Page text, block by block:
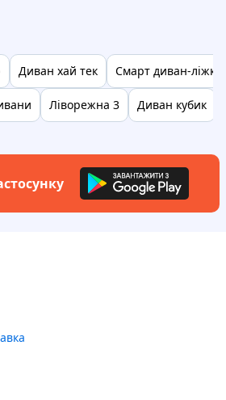
Диван хай тек Смарт диван-ліжко
Ліворежна 3 Диван кубик